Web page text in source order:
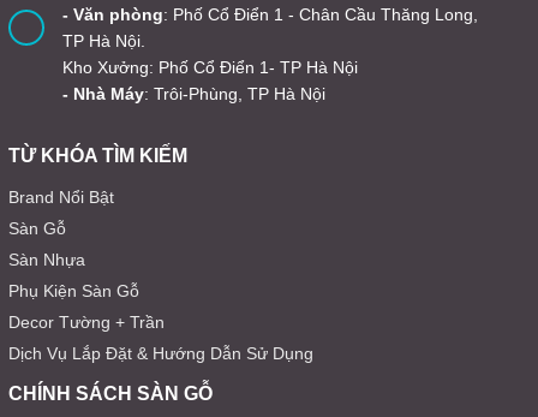
- Văn phòng: Phố Cổ Điển 1 - Chân Cầu Thăng Long,
TP Hà Nội.
Kho Xưởng: Phố Cổ Điển 1- TP Hà Nội
- Nhà Máy: Trôi-Phùng, TP Hà Nội
TỪ KHÓA TÌM KIẾM
Brand Nổi Bật
Sàn Gỗ
Sàn Nhựa
Phụ Kiện Sàn Gỗ
Decor Tường + Trần
Dịch Vụ Lắp Đặt & Hướng Dẫn Sử Dụng
CHÍNH SÁCH SÀN GỖ